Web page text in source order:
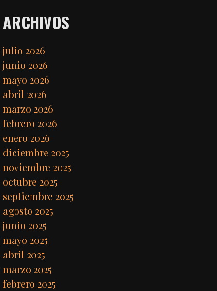
ARCHIVOS
julio 2026
junio 2026
mayo 2026
abril 2026
marzo 2026
febrero 2026
enero 2026
diciembre 2025
noviembre 2025
octubre 2025
septiembre 2025
agosto 2025
junio 2025
mayo 2025
abril 2025
marzo 2025
febrero 2025